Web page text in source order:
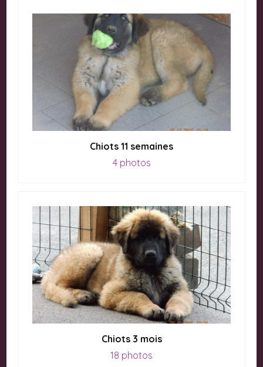
Chiots 11 semaines
4 photos
Chiots 3 mois
18 photos